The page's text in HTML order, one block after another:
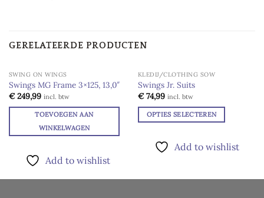
GERELATEERDE PRODUCTEN
SWING ON WINGS
Swings MG Frame 3×125, 13,0″
€249,99 incl. btw
TOEVOEGEN AAN
WINKELWAGEN
Add to wishlist
KLEDIJ/CLOTHING SOW
Swings Jr. Suits
€74,99 incl. btw
OPTIES SELECTEREN
product
variaties.
Add to wishlist